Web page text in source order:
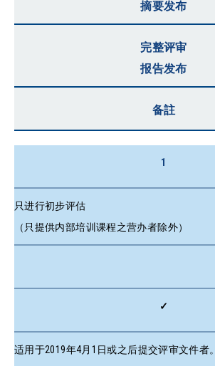
摘要发布
完整评审
报告发布
备註
1
只进行初步评估
（只提供内部培训课程之营办者除外）
✓
适用于2019年4月1日或之后提交评审文件者。